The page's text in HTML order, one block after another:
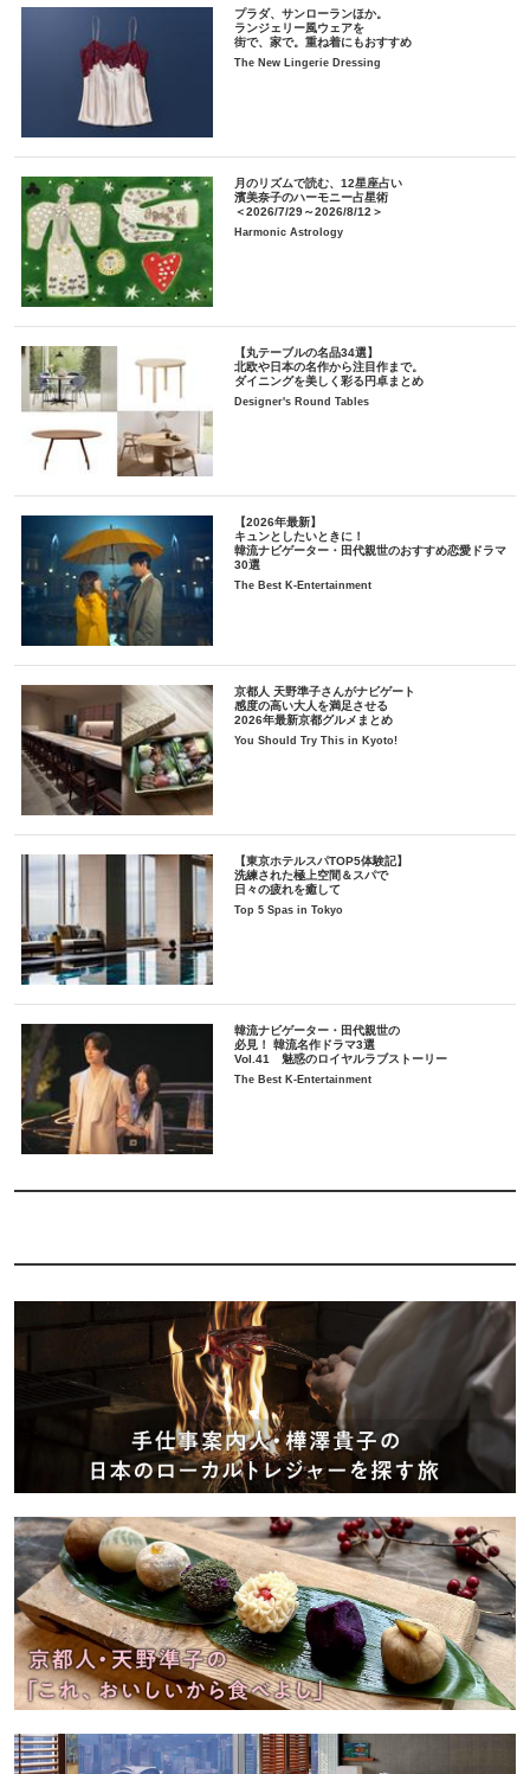
プラダ、サンローランほか。
ランジェリー風ウェアを
街で、家で。重ね着にもおすすめ
The New Lingerie Dressing
月のリズムで読む、12星座占い
濱美奈子のハーモニー占星術
＜2026/7/29～2026/8/12＞
Harmonic Astrology
【丸テーブルの名品34選】
北欧や日本の名作から注目作まで。
ダイニングを美しく彩る円卓まとめ
Designer's Round Tables
【2026年最新】
キュンとしたいときに！
韓流ナビゲーター・田代親世のおすすめ恋愛ドラマ
30選
The Best K-Entertainment
京都人 天野準子さんがナビゲート
感度の高い大人を満足させる
2026年最新京都グルメまとめ
You Should Try This in Kyoto!
【東京ホテルスパTOP5体験記】
洗練された極上空間＆スパで
日々の疲れを癒して
Top 5 Spas in Tokyo
韓流ナビゲーター・田代親世の
必見！ 韓流名作ドラマ3選
Vol.41 魅惑のロイヤルラブストーリー
The Best K-Entertainment